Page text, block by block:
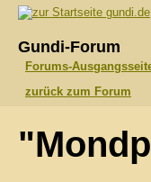
gundi.de
Gundi-Forum
Forums-
zurück zum Forum